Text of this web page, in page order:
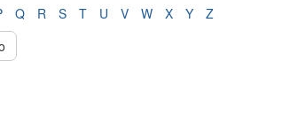
Q R S T U V W X Y
Z